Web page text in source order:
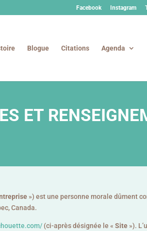
Facebook Instagram
Blogue Citations Agenda
ET
») est une personne morale dûment
Canada.
(ci-après désignée le «Site »).